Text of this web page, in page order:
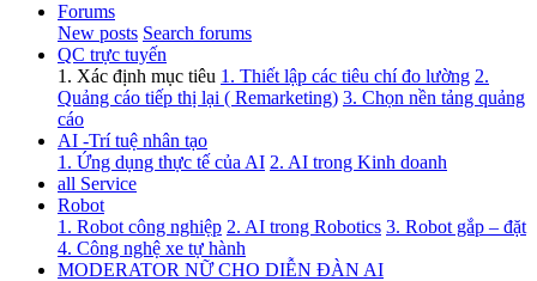
Forums
New posts Search forums
QC trực tuyến
1. Xác định mục tiêu 1. Thiết lập các tiêu chí đo lường 2.
Quảng cáo tiếp thị lại ( Remarketing) 3. Chọn nền tảng quảng
cáo
AI -Trí tuệ nhân tạo
1. Ứng dụng thực tế của AI 2. AI trong Kinh doanh
all Service
Robot
1. Robot công nghiệp 2. AI trong Robotics 3. Robot gắp – đặt
4. Công nghệ xe tự hành
MODERATOR NỮ CHO DIỄN ĐÀN AI